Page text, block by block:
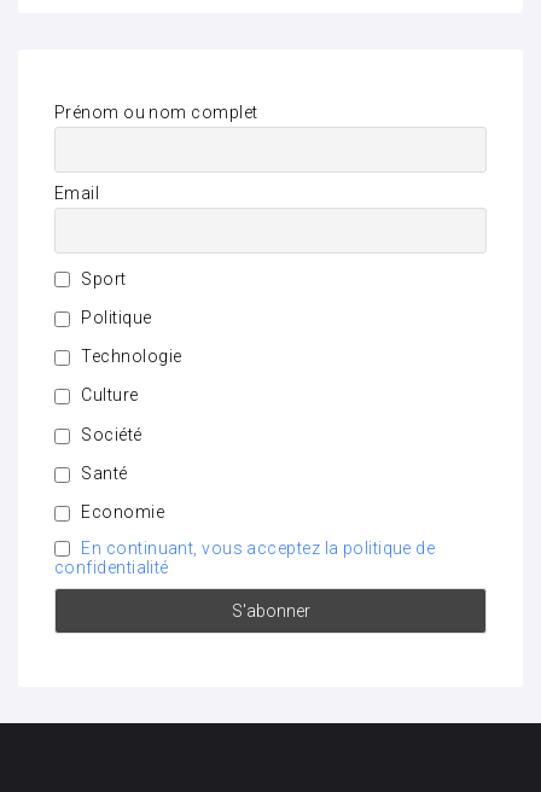
Prénom ou nom complet
Email
Sport
Politique
Technologie
Culture
Société
Santé
Economie
En continuant, vous acceptez la politique de
confidentialité